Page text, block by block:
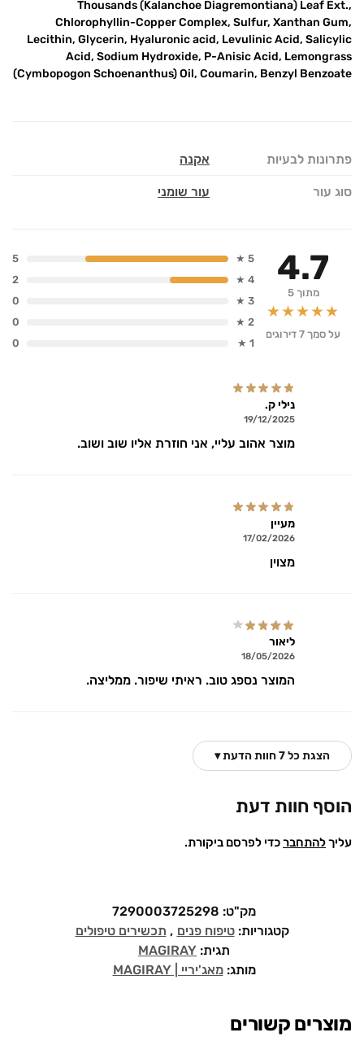
Thousands (Kalanchoe Diagremontiana) Leaf Ext.,
Chlorophyllin-Copper Complex, Sulfur, Xanthan Gum,
Lecithin, Glycerin, Hyaluronic acid, Levulinic Acid, Salicylic
Acid, Sodium Hydroxide, P-Anisic Acid, Lemongrass
(Cymbopogon Schoenanthus) Oil, Coumarin, Benzyl Benzoate
פתרונות לבעיות אקנה
סוג עור עור שומני
4.7
מתוך 5
★★★★★
על סמך 7 דירוגים
5 ★
5
4 ★
2
3 ★
0
2 ★
0
1 ★
0
נילי ק.
19/12/2025
מוצר אהוב עליי, אני חוזרת אליו שוב ושוב.
מעיין
17/02/2026
מצוין
ליאור
18/05/2026
המוצר נספג טוב. ראיתי שיפור. ממליצה.
הצגת כל 7 חוות הדעת ▾
הוסף חוות דעת
עליךלהתחברכדי לפרסם ביקורת.
מק"ט: 7290003725298
קטגוריות:טיפוח פנים , תכשירים טיפולים
תגית: MAGIRAY
מותג:מאג'יריי | MAGIRAY
מוצרים קשורים